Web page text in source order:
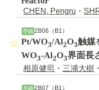
CHEN, Pengru ・
予稿 2B06（B1）
Pt/WO3/Al2O3触媒
WO3-Al2O3界面長
相原健司 ・ 三浦大樹 ・
予稿 2B07（B1）